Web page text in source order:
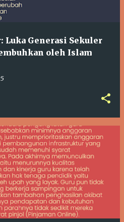
Luka Generasi Sekuler
oleh Islam